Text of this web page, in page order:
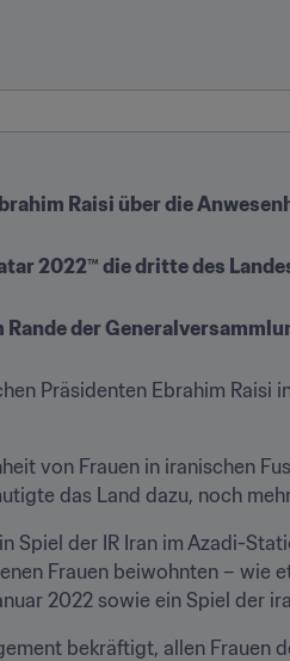
Raisi über die
2022™ die dritte des
der
Präsidenten Ebrahim Raisi
von Frauen in iranischen
das Land dazu, noch
Spiel der IR Iran im Azadi-
Frauen beiwohnten – wie
2022 sowie ein Spiel der
bekräftigt, allen Frauen